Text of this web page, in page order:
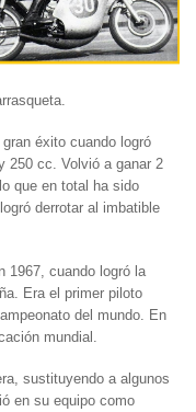
éxito cuando logró
250 cc. Volvió a ganar 2
que en total ha sido
derrotar al imbatible
1967, cuando logró la
Era el primer piloto
del mundo. En
mundial.
sustituyendo a algunos
en su equipo como